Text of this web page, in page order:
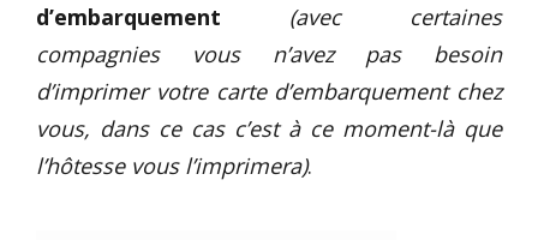
d’embarquement
(avec certaines
compagnies vous n’avez pas besoin
d’imprimer votre carte d’embarquement chez
vous, dans ce cas c’est à ce moment-là que
l’hôtesse vous l’imprimera).